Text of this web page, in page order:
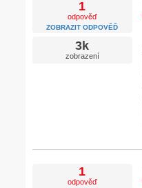
1
odpověď
ZOBRAZIT ODPOVĚĎ
3k
zobrazení
1
odpověď